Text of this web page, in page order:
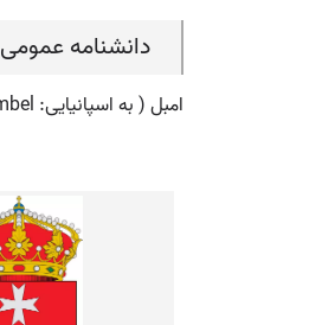
دانشنامه عمومی
امبل ( به اسپانیایی: Ambel ) یک شهرستان در اسپانیا است.